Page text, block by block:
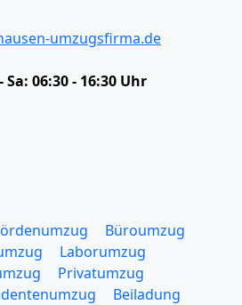
umzugsfirma.de
Sa: 06:30 - 16:30 Uhr
Büroumzug
Laborumzug
Privatumzug
Beiladung